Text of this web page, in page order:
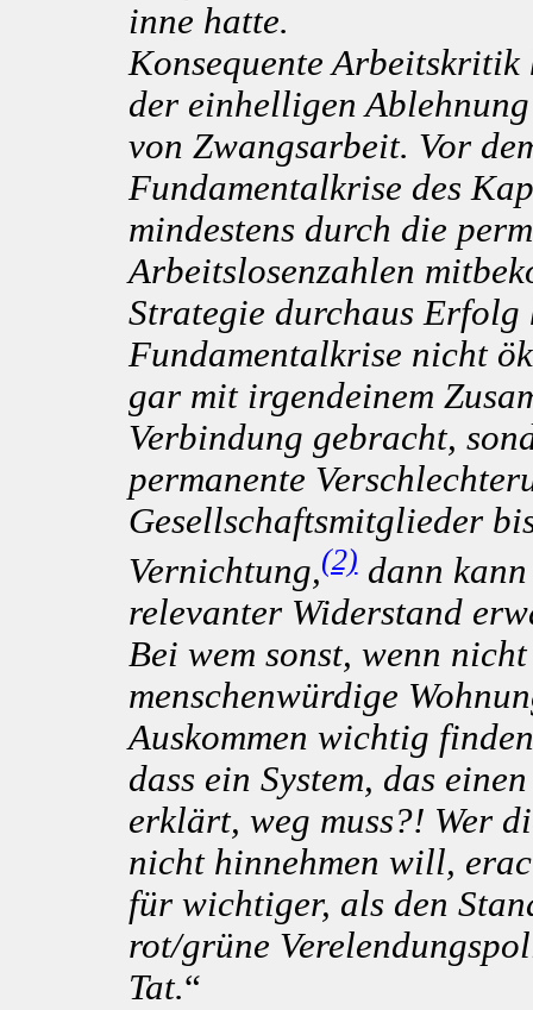
inne hatte.
Konsequente Arbeitskritik
der einhelligen
von Zwangsarbeit. Vor
Fundamentalkrise des
mindestens durch die
Arbeitslosenzahlen
Strategie durchaus Erfolg
Fundamentalkrise nicht
gar mit irgendeinem
Verbindung gebracht,
permanente
Gesellschaftsmitglieder
Vernichtung,(2)dann kann
relevanter Widerstand
Bei wem sonst, wenn
menschenwürdige
Auskommen wichtig
dass ein System, das
erklärt, weg muss?! Wer
nicht hinnehmen will,
für wichtiger, als den
rot/grüne
Tat.“